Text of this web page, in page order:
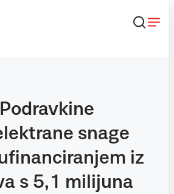
snage
iz
s 5,1 milijuna